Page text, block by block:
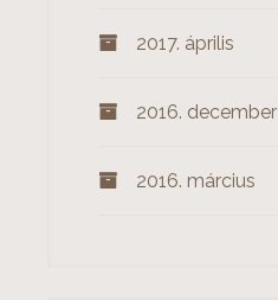
2017. április
2016. december
2016. március